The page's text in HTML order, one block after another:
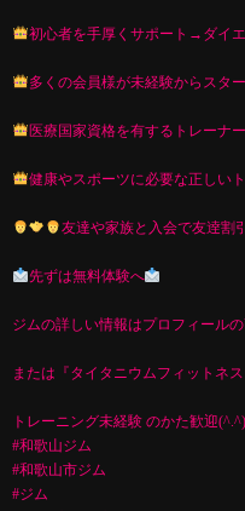
初心者を手厚くサポート→ダイ
多くの会員様が未経験からスタ
医療国家資格を有するトレーナー
健康やスポーツに必要な正しい
友達や家族と入会で友逹割
先ずは無料体験へ
ジムの詳しい情報はプロフィール
または『タイタニウムフィットネ
トレーニング未経験 のかた歓迎(^.^)
#和歌山ジム
#和歌山市ジム
#ジム